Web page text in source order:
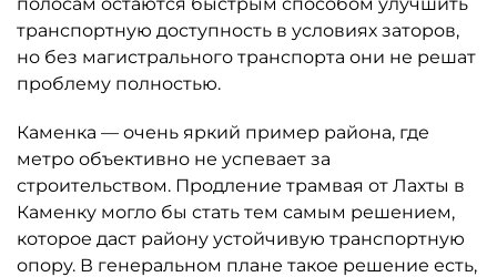
транспортную доступность в условиях заторов,
но без магистрального транспорта они не решат
проблему полностью.
Каменка — очень яркий пример района, где
метро объективно не успевает за
строительством. Продление трамвая от Лахты в
Каменку могло бы стать тем самым решением,
которое даст району устойчивую транспортную
опору. В генеральном плане такое решение есть,